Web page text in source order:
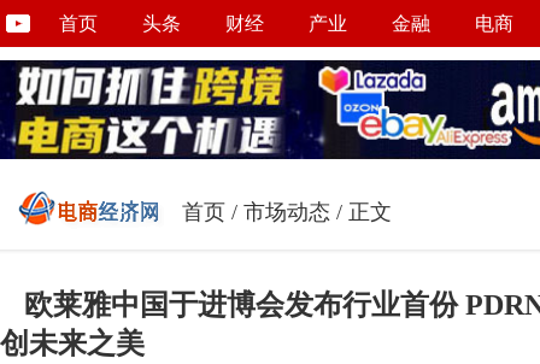
首页 头条 财经 产业 金融 电商
首页 / 市场动态 / 正文
欧莱雅中国于进博会发布行业首份
创未来之美